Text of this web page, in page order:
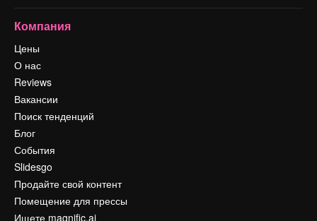
Компания
Цены
О нас
Reviews
Вакансии
Поиск тенденций
Блог
События
Slidesgo
Продайте свой контент
Помещение для прессы
Ищете magnific.ai